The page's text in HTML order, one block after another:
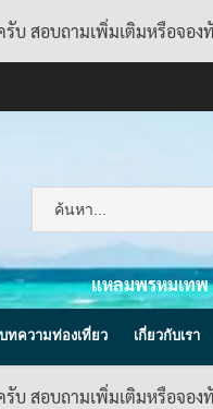
สอบถามเพิ่มเติมหรือจอง
แหลมพรหมเทพ
บทความท่องเที่ยว เกี่ยวกับเรา
สอบถามเพิ่มเติมหรือจอง